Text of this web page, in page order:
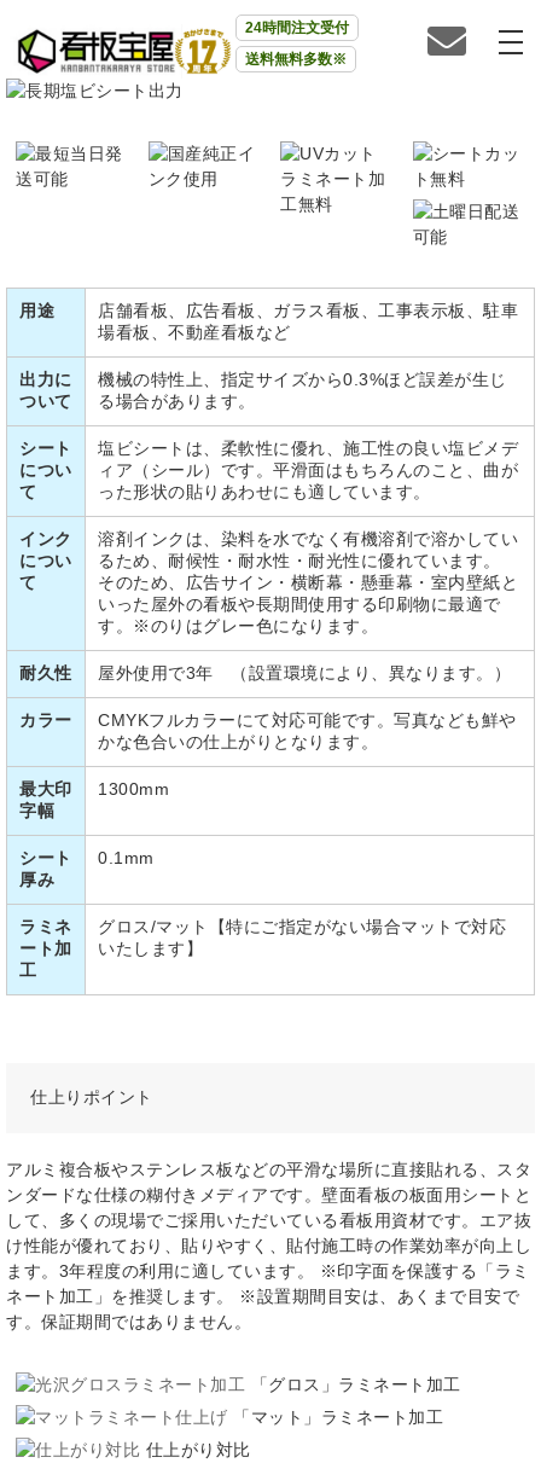
24時間注文受付
送料無料多数※
用途
店舗看板、広告看板、ガラス看板、工事表示板、駐車
場看板、不動産看板など
出力に
ついて
機械の特性上、指定サイズから0.3%ほど誤差が生じ
る場合があります。
シート
につい
て
塩ビシートは、柔軟性に優れ、施工性の良い塩ビメデ
ィア（シール）です。平滑面はもちろんのこと、曲が
った形状の貼りあわせにも適しています。
インク
につい
て
溶剤インクは、染料を水でなく有機溶剤で溶かしてい
るため、耐候性・耐水性・耐光性に優れています。
そのため、広告サイン・横断幕・懸垂幕・室内壁紙と
いった屋外の看板や長期間使用する印刷物に最適で
す。※のりはグレー色になります。
耐久性 屋外使用で3年 （設置環境により、異なります。）
カラー
CMYKフルカラーにて対応可能です。写真なども鮮や
かな色合いの仕上がりとなります。
最大印
字幅
1300mm
シート
厚み
0.1mm
ラミネ
ート加
工
グロス/マット【特にご指定がない場合マットで対応
いたします】
仕上りポイント
アルミ複合板やステンレス板などの平滑な場所に直接貼れる、スタ
ンダードな仕様の糊付きメディアです。壁面看板の板面用シートと
して、多くの現場でご採用いただいている看板用資材です。エア抜
け性能が優れており、貼りやすく、貼付施工時の作業効率が向上し
ます。3年程度の利用に適しています。 ※印字面を保護する「ラミ
ネート加工」を推奨します。 ※設置期間目安は、あくまで目安で
す。保証期間ではありません。
「グロス」ラミネート加工
「マット」ラミネート加工
仕上がり対比